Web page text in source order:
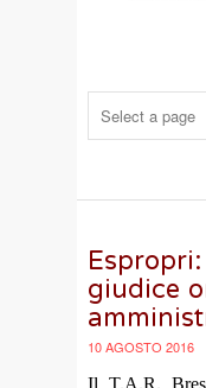
giudice
10 AGOSTO 2016
Il T.A.R.